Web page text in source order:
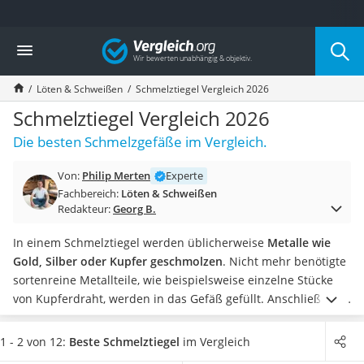
Die beliebtesten Vergleiche nach Kategorie
Baumarkt
Tresor feuerfest
Makita-Akku-Rasenmäher
Kappsäge
Smartes Türschloss
Akku-Rasentrimmer
Split-Klimaanlage 2 Innengeräte
Pelletofen
Tiefbrunnenpumpe
Fliesenschneider
Hochdruckreiniger
Doppelschleifer
Überwachungskamera
Benzinrasenmäher mit Elektrostart
Vergleich
Löten & Schweißen Schmelztiegel Vergleich 2026
Schmelztiegel Vergleich 2026
Die besten Schmelzgefäße im Vergleich.
Von: Philip Merten
Experte
Fachbereich: Löten & Schweißen
Redakteur:Georg B.
In einem Schmelztiegel werden üblicherweise Metalle wie
Gold, Silber oder Kupfer geschmolzen. Nicht mehr benötigte
sortenreine Metallteile, wie beispielsweise einzelne Stücke
von Kupferdraht, werden in das Gefäß gefüllt. Anschließend
wird das Gefäß erwärmt, bis der Inhalt flüssig ist. Die flüssige
Substanz wird üblicherweise in eine Gussform geschüttet,
1 - 2 von 12: Beste Schmelztiegel im Vergleich